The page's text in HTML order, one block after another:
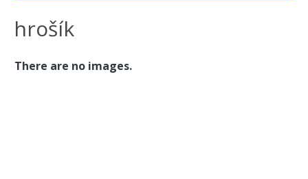
hrošík
There are no images.